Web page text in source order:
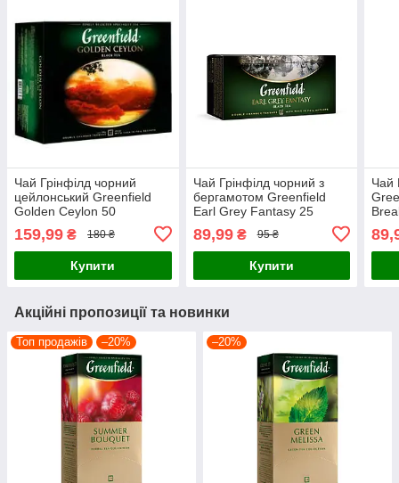
Чай Грінфілд чорний
цейлонський Greenfield
Golden Ceylon 50
159,99 ₴ 180 ₴
Купити
Чай Грінфілд чорний з
бергамотом Greenfield
Earl Grey Fantasy 25
89,99₴ 95 ₴
Купити
Чай
Акційні пропозиції та новинки
Топ продажів –20% –20%